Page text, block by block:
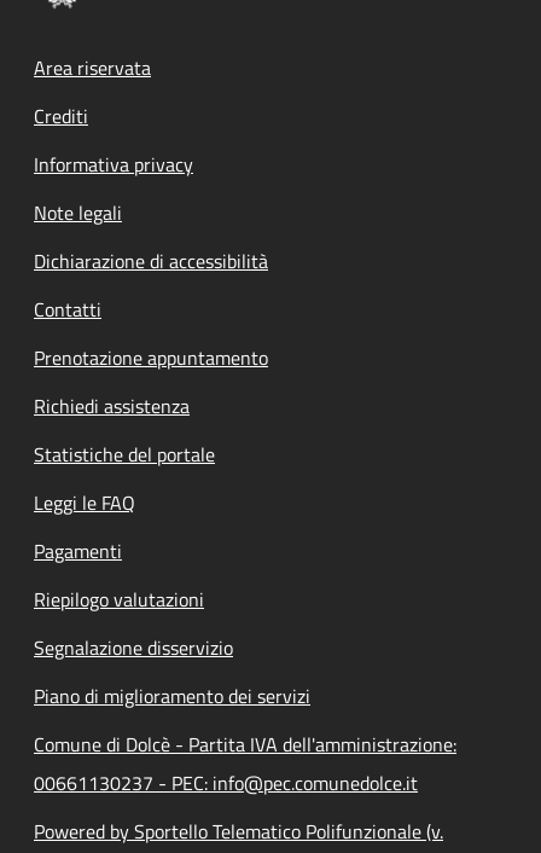
Footer menu
Area riservata
Crediti
Informativa privacy
Note legali
Dichiarazione di accessibilità
Contatti
Prenotazione appuntamento
Richiedi assistenza
Statistiche del portale
Leggi le FAQ
Pagamenti
Riepilogo valutazioni
Segnalazione disservizio
Piano di miglioramento dei servizi
Comune di Dolcè - Partita IVA dell'amministrazione:
00661130237 - PEC: info@pec.comunedolce.it
Powered by Sportello Telematico Polifunzionale (v.